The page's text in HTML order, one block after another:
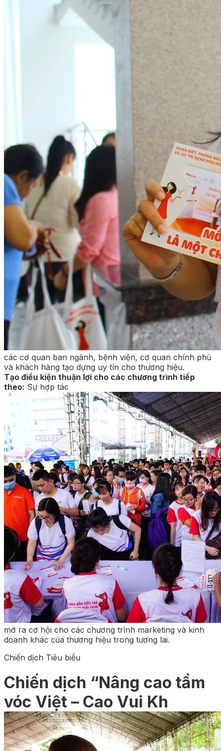
các cơ quan ban ngành, bệnh viện, cơ quan chính phủ
và khách hàng tạo dựng uy tín cho thương hiệu.
Tạo điều kiện thuận lợi cho các chương trình tiếp
theo: Sự hợp tác
mở ra cơ hội cho các chương trình marketing và kinh
doanh khác của thương hiệu trong tương lai.
Chiến dịch Tiêu biểu
Chiến dịch “Nâng cao tầm
vóc Việt – Cao Vui Kh